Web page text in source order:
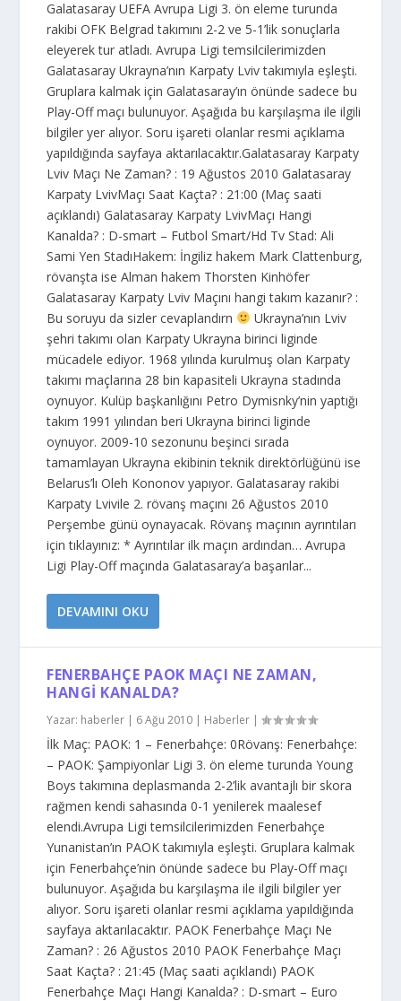
Galatasaray UEFA Avrupa Ligi 3. ön eleme turunda
rakibi OFK Belgrad takımını 2-2 ve 5-1’lik sonuçlarla
eleyerek tur atladı. Avrupa Ligi temsilcilerimizden
Galatasaray Ukrayna’nın Karpaty Lviv takımıyla eşleşti.
Gruplara kalmak için Galatasaray’ın önünde sadece bu
Play-Off maçı bulunuyor. Aşağıda bu karşılaşma ile ilgili
bilgiler yer alıyor. Soru işareti olanlar resmi açıklama
yapıldığında sayfaya aktarılacaktır.Galatasaray Karpaty
Lviv Maçı Ne Zaman? : 19 Ağustos 2010 Galatasaray
Karpaty LvivMaçı Saat Kaçta? : 21:00 (Maç saati
açıklandı) Galatasaray Karpaty LvivMaçı Hangi
Kanalda? : D-smart – Futbol Smart/Hd Tv Stad: Ali
Sami Yen StadıHakem: İngiliz hakem Mark Clattenburg,
rövanşta ise Alman hakem Thorsten Kinhöfer
Galatasaray Karpaty Lviv Maçını hangi takım kazanır? :
Bu soruyu da sizler cevaplandırn
Ukrayna’nın Lviv
şehri takımı olan Karpaty Ukrayna birinci liginde
mücadele ediyor. 1968 yılında kurulmuş olan Karpaty
takımı maçlarına 28 bin kapasiteli Ukrayna stadında
oynuyor. Kulüp başkanlığını Petro Dymisnky’nin yaptığı
takım 1991 yılından beri Ukrayna birinci liginde
oynuyor. 2009-10 sezonunu beşinci sırada
tamamlayan Ukrayna ekibinin teknik direktörlüğünü ise
Belarus’lı Oleh Kononov yapıyor. Galatasaray rakibi
Karpaty Lvivile 2. rövanş maçını 26 Ağustos 2010
Perşembe günü oynayacak. Rövanş maçının ayrıntıları
için tıklayınız: * Ayrıntılar ilk maçın ardından… Avrupa
Ligi Play-Off maçında Galatasaray’a başarılar...
DEVAMINI OKU
FENERBAHÇE PAOK MAÇI NE ZAMAN,
HANGI KANALDA?
Yazar: haberler | 6 Ağu 2010 | Haberler |
İlk Maç: PAOK: 1 – Fenerbahçe: 0Rövanş: Fenerbahçe:
– PAOK: Şampiyonlar Ligi 3. ön eleme turunda Young
Boys takımına deplasmanda 2-2’lik avantajlı bir skora
rağmen kendi sahasında 0-1 yenilerek maalesef
elendi.Avrupa Ligi temsilcilerimizden Fenerbahçe
Yunanistan’ın PAOK takımıyla eşleşti. Gruplara kalmak
için Fenerbahçe’nin önünde sadece bu Play-Off maçı
bulunuyor. Aşağıda bu karşılaşma ile ilgili bilgiler yer
alıyor. Soru işareti olanlar resmi açıklama yapıldığında
sayfaya aktarılacaktır. PAOK Fenerbahçe Maçı Ne
Zaman? : 26 Ağustos 2010 PAOK Fenerbahçe Maçı
Saat Kaçta? : 21:45 (Maç saati açıklandı) PAOK
Fenerbahçe Maçı Hangi Kanalda? : D-smart – Euro